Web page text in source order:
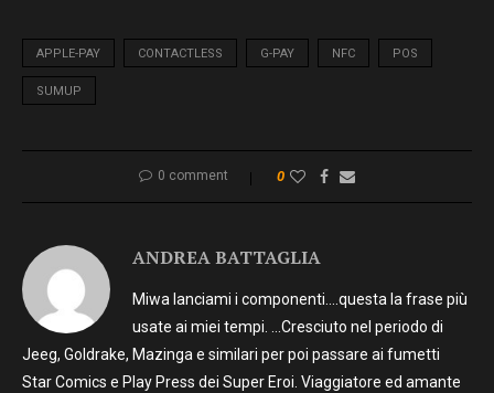
APPLE-PAY CONTACTLESS G-PAY NFC POS
SUMUP
0 comment 0
ANDREA BATTAGLIA
Miwa lanciami i componenti….questa la frase più
usate ai miei tempi. …Cresciuto nel periodo di
Jeeg, Goldrake, Mazinga e similari per poi passare ai fumetti
Star Comics e Play Press dei Super Eroi. Viaggiatore ed amante